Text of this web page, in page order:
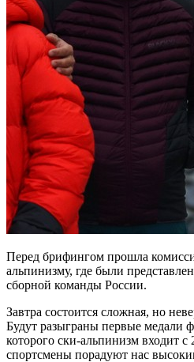
Перед брифингом прошла
альпинизму, где были
сборной команды России.
Завтра состоится сложная, но
Будут разыграны первые медали
которого ски-альпинизм входит с
спортсмены порадуют нас